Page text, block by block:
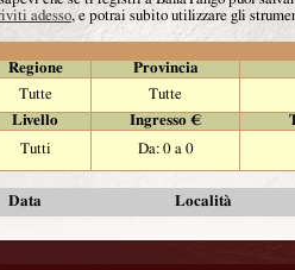
adesso, e potrai subito utilizzare gli
Regione
Provincia
Tutte
Tutte
Livello
Ingresso €
Tutti
Da: 0 a 0
Data Località